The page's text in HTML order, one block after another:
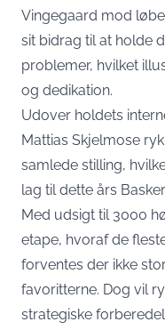
Vingegaard mod
sit bidrag til at holde
problemer, hvilket
og dedikation.
Udover holdets
Mattias Skjelmose
samlede stilling,
lag til dette års
Med udsigt til 3000
etape, hvoraf de
forventes der ikke
favoritterne. Dog vil
strategiske